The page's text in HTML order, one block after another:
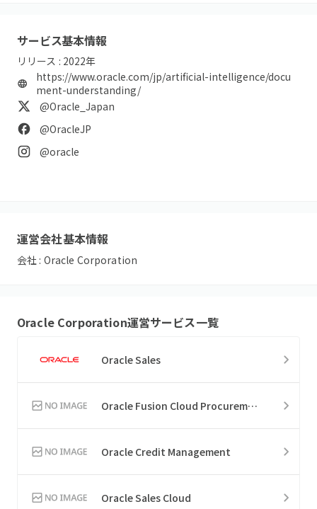
サービス基本情報
リリース : 2022年
https://www.oracle.com/jp/artificial-intelligence/docu
ment-understanding/
@Oracle_Japan
@OracleJP
@oracle
運営会社基本情報
会社 : Oracle Corporation
Oracle Corporation運営サービス一覧
Oracle Sales
Oracle Fusion Cloud Procurement
Oracle Credit Management
Oracle Sales Cloud